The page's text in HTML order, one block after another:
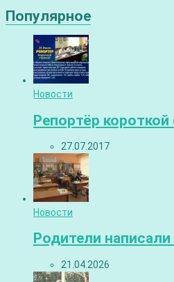
Популярное
Новости
Репортёр
27.07.2017
Новости
Родители
21.04.2026